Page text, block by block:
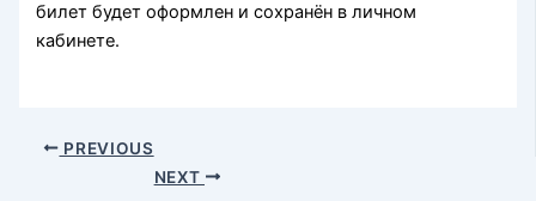
билет будет оформлен и сохранён в личном
кабинете.
PREVIOUS
NEXT